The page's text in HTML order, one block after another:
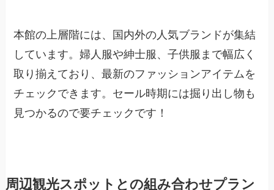
本館の上層階には、国内外の人気ブランドが集結
しています。婦人服や紳士服、子供服まで幅広く
取り揃えており、最新のファッションアイテムを
チェックできます。セール時期には掘り出し物も
見つかるので要チェックです！
周辺観光スポットとの組み合わせプラン